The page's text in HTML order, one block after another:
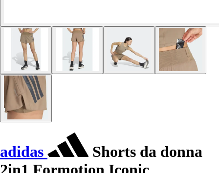
adidas
Shorts da donna